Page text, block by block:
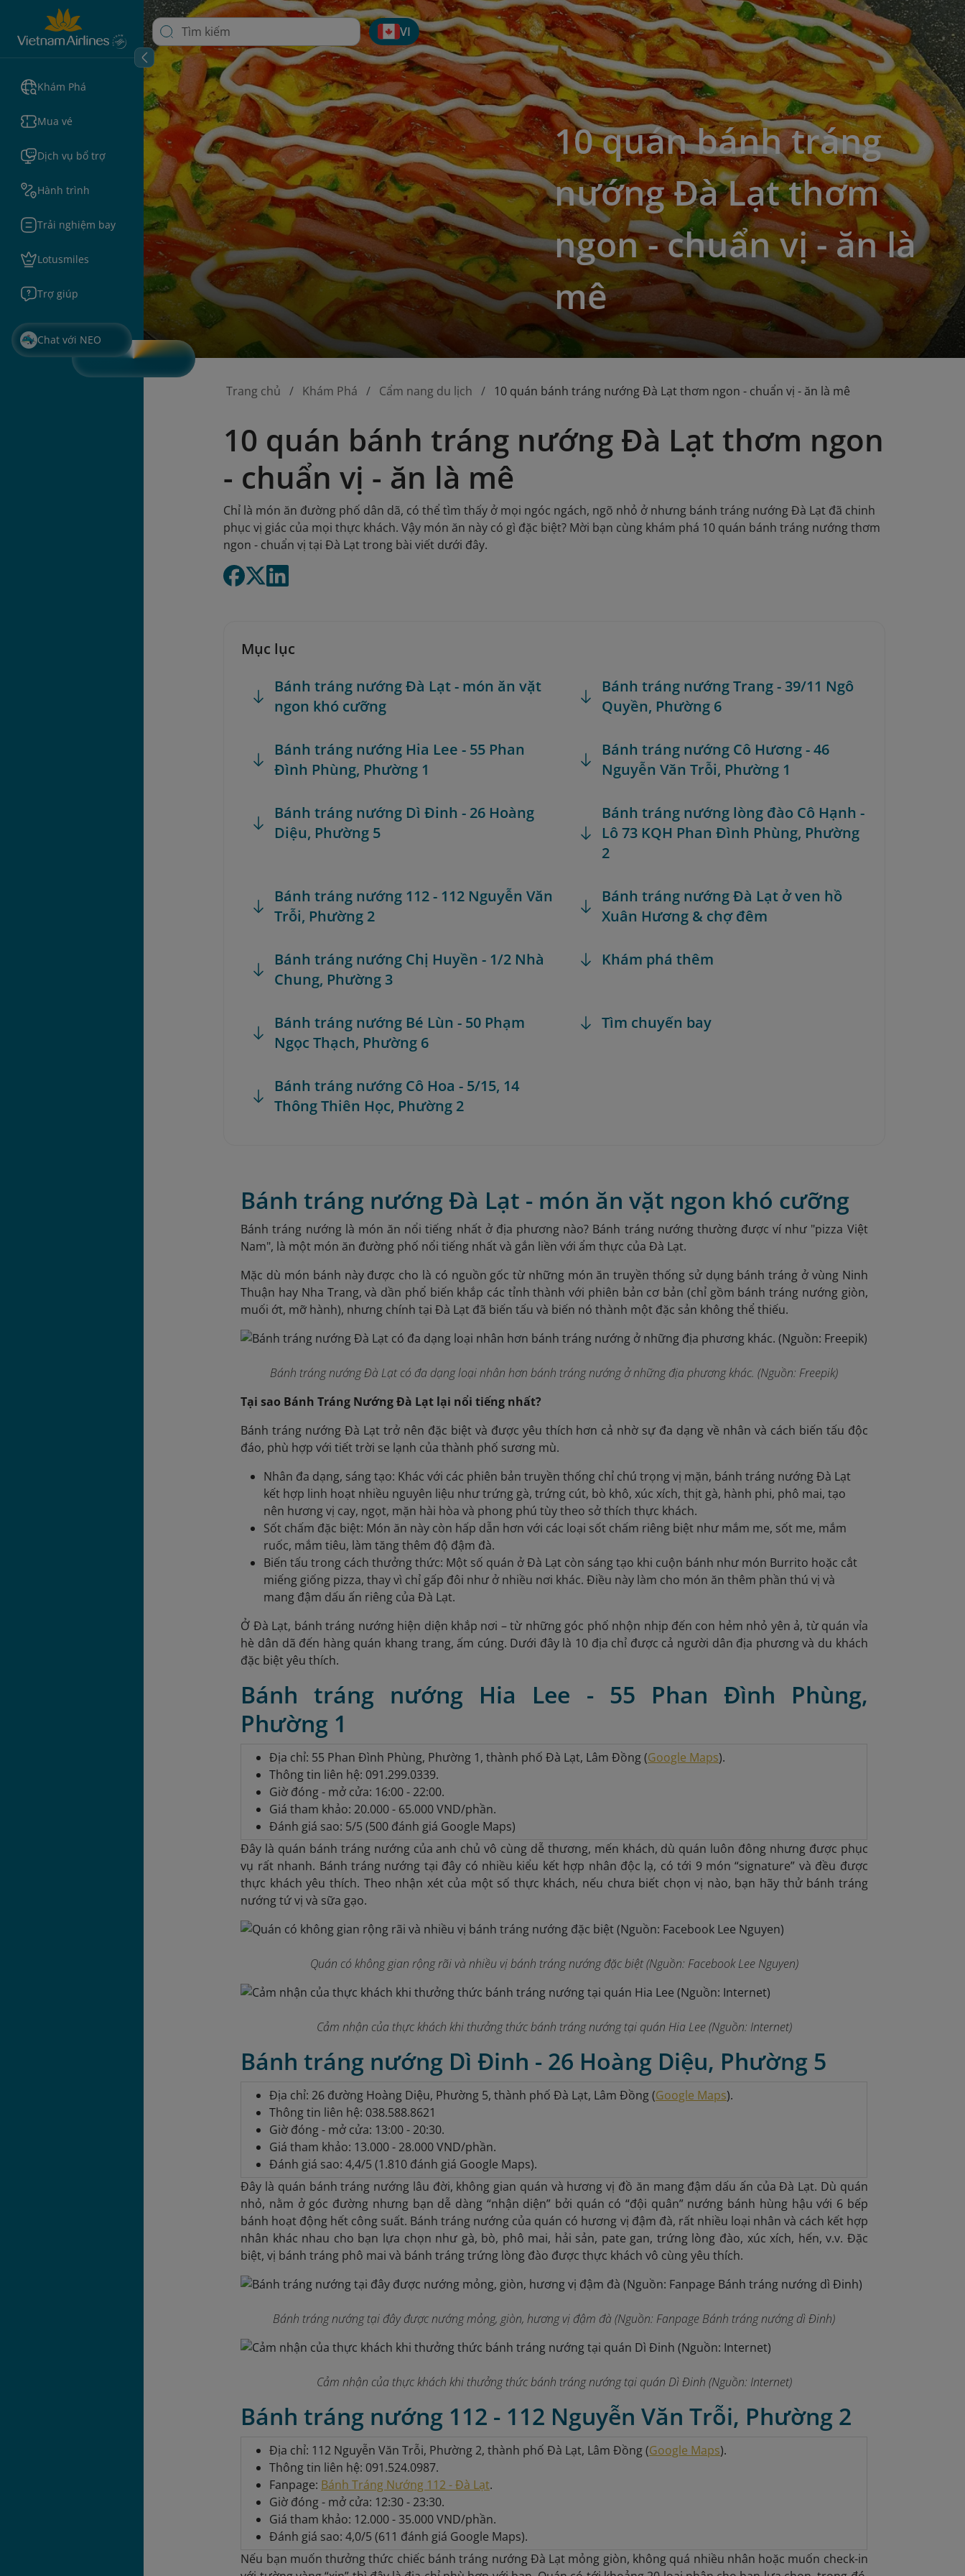
Khám Phá
Mua vé
Dịch vụ bổ trợ
Hành trình
Trải nghiệm bay
Lotusmiles
Trợ giúp
Chat với NEO
VI
10 quán bánh tráng
nướng Đà Lạt thơm
ngon - chuẩn vị - ăn là
mê
Trang chủ Khám Phá Cẩm nang du lịch 10 quán bánh tráng nướng Đà Lạt thơm ngon - chuẩn vị - ăn là mê
10 quán bánh tráng nướng Đà Lạt thơm ngon
- chuẩn vị - ăn là mê
Chỉ là món ăn đường phố dân dã, có thể tìm thấy ở mọi ngóc ngách, ngõ nhỏ ở nhưng bánh tráng nướng Đà Lạt đã chinh
phục vị giác của mọi thực khách. Vậy món ăn này có gì đặc biệt? Mời bạn cùng khám phá 10 quán bánh tráng nướng thơm
ngon - chuẩn vị tại Đà Lạt trong bài viết dưới đây.
Mục lục
Bánh tráng nướng Đà Lạt - món ăn vặt
ngon khó cưỡng
Bánh tráng nướng Hia Lee - 55 Phan
Đình Phùng, Phường 1
Bánh tráng nướng Dì Đinh - 26 Hoàng
Diệu, Phường 5
Bánh tráng nướng 112 - 112 Nguyễn Văn
Trỗi, Phường 2
Bánh tráng nướng Chị Huyền - 1/2 Nhà
Chung, Phường 3
Bánh tráng nướng Bé Lùn - 50 Phạm
Ngọc Thạch, Phường 6
Bánh tráng nướng Cô Hoa - 5/15, 14
Thông Thiên Học, Phường 2
Bánh tráng nướng Trang - 39/11 Ngô
Quyền, Phường 6
Bánh tráng nướng Cô Hương - 46
Nguyễn Văn Trỗi, Phường 1
Bánh tráng nướng lòng đào Cô Hạnh -
Lô 73 KQH Phan Đình Phùng, Phường
2
Bánh tráng nướng Đà Lạt ở ven hồ
Xuân Hương & chợ đêm
Khám phá thêm
Tìm chuyến bay
Bánh tráng nướng Đà Lạt - món ăn vặt ngon khó cưỡng
Bánh tráng nướng là món ăn nổi tiếng nhất ở địa phương nào? Bánh tráng nướng thường được ví như "pizza Việt
Nam", là một món ăn đường phố nổi tiếng nhất và gắn liền với ẩm thực của Đà Lạt.
Mặc dù món bánh này được cho là có nguồn gốc từ những món ăn truyền thống sử dụng bánh tráng ở vùng Ninh
Thuận hay Nha Trang, và dần phổ biến khắp các tỉnh thành với phiên bản cơ bản (chỉ gồm bánh tráng nướng giòn,
muối ớt, mỡ hành), nhưng chính tại Đà Lạt đã biến tấu và biến nó thành một đặc sản không thể thiếu.
Bánh tráng nướng Đà Lạt có đa dạng loại nhân hơn bánh tráng nướng ở những địa phương khác. (Nguồn: Freepik)
Tại sao Bánh Tráng Nướng Đà Lạt lại nổi tiếng nhất?
Bánh tráng nướng Đà Lạt trở nên đặc biệt và được yêu thích hơn cả nhờ sự đa dạng về nhân và cách biến tấu độc
đáo, phù hợp với tiết trời se lạnh của thành phố sương mù.
Nhân đa dạng, sáng tạo: Khác với các phiên bản truyền thống chỉ chú trọng vị mặn, bánh tráng nướng Đà Lạt
kết hợp linh hoạt nhiều nguyên liệu như trứng gà, trứng cút, bò khô, xúc xích, thịt gà, hành phi, phô mai, tạo
nên hương vị cay, ngọt, mặn hài hòa và phong phú tùy theo sở thích thực khách.
Sốt chấm đặc biệt: Món ăn này còn hấp dẫn hơn với các loại sốt chấm riêng biệt như mắm me, sốt me, mắm
ruốc, mắm tiêu, làm tăng thêm độ đậm đà.
Biến tấu trong cách thưởng thức: Một số quán ở Đà Lạt còn sáng tạo khi cuộn bánh như món Burrito hoặc cắt
miếng giống pizza, thay vì chỉ gấp đôi như ở nhiều nơi khác. Điều này làm cho món ăn thêm phần thú vị và
mang đậm dấu ấn riêng của Đà Lạt.
Ở Đà Lạt, bánh tráng nướng hiện diện khắp nơi – từ những góc phố nhộn nhịp đến con hẻm nhỏ yên ả, từ quán vỉa
hè dân dã đến hàng quán khang trang, ấm cúng. Dưới đây là 10 địa chỉ được cả người dân địa phương và du khách
đặc biệt yêu thích.
Bánh tráng nướng Hia Lee - 55 Phan Đình Phùng,
Phường 1
Địa chỉ: 55 Phan Đình Phùng, Phường 1, thành phố Đà Lạt, Lâm Đồng (Google Maps).
Thông tin liên hệ: 091.299.0339.
Giờ đóng - mở cửa: 16:00 - 22:00.
Giá tham khảo: 20.000 - 65.000 VND/phần.
Đánh giá sao: 5/5 (500 đánh giá Google Maps)
Đây là quán bánh tráng nướng của anh chủ vô cùng dễ thương, mến khách, dù quán luôn đông nhưng được phục
vụ rất nhanh. Bánh tráng nướng tại đây có nhiều kiểu kết hợp nhân độc lạ, có tới 9 món “signature” và đều được
thực khách yêu thích. Theo nhận xét của một số thực khách, nếu chưa biết chọn vị nào, bạn hãy thử bánh tráng
nướng tứ vị và sữa gạo.
Quán có không gian rộng rãi và nhiều vị bánh tráng nướng đặc biệt (Nguồn: Facebook Lee Nguyen)
Cảm nhận của thực khách khi thưởng thức bánh tráng nướng tại quán Hia Lee (Nguồn: Internet)
Bánh tráng nướng Dì Đinh - 26 Hoàng Diệu, Phường 5
Địa chỉ: 26 đường Hoàng Diệu, Phường 5, thành phố Đà Lạt, Lâm Đồng (Google Maps).
Thông tin liên hệ: 038.588.8621
Giờ đóng - mở cửa: 13:00 - 20:30.
Giá tham khảo: 13.000 - 28.000 VND/phần.
Đánh giá sao: 4,4/5 (1.810 đánh giá Google Maps).
Đây là quán bánh tráng nướng lâu đời, không gian quán và hương vị đồ ăn mang đậm dấu ấn của Đà Lạt. Dù quán
nhỏ, nằm ở góc đường nhưng bạn dễ dàng “nhận diện” bởi quán có “đội quân” nướng bánh hùng hậu với 6 bếp
bánh hoạt động hết công suất. Bánh tráng nướng của quán có hương vị đậm đà, rất nhiều loại nhân và cách kết hợp
nhân khác nhau cho bạn lựa chọn như gà, bò, phô mai, hải sản, pate gan, trứng lòng đào, xúc xích, hến, v.v. Đặc
biệt, vị bánh tráng phô mai và bánh tráng trứng lòng đào được thực khách vô cùng yêu thích.
Bánh tráng nướng tại đây được nướng mỏng, giòn, hương vị đậm đà (Nguồn: Fanpage Bánh tráng nướng dì Đinh)
Cảm nhận của thực khách khi thưởng thức bánh tráng nướng tại quán Dì Đinh (Nguồn: Internet)
Bánh tráng nướng 112 - 112 Nguyễn Văn Trỗi, Phường 2
Địa chỉ: 112 Nguyễn Văn Trỗi, Phường 2, thành phố Đà Lạt, Lâm Đồng (Google Maps).
Thông tin liên hệ: 091.524.0987.
Fanpage: Bánh Tráng Nướng 112 - Đà Lạt.
Giờ đóng - mở cửa: 12:30 - 23:30.
Giá tham khảo: 12.000 - 35.000 VND/phần.
Đánh giá sao: 4,0/5 (611 đánh giá Google Maps).
Nếu bạn muốn thưởng thức chiếc bánh tráng nướng Đà Lạt mỏng giòn, không quá nhiều nhân hoặc muốn check-in